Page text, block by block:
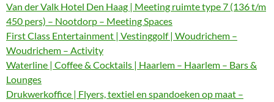
Van der Valk Hotel Den Haag | Meeting ruimte type 7 (136 t/m
450 pers) – Nootdorp – Meeting Spaces
First Class Entertainment | Vestinggolf | Woudrichem –
Woudrichem – Activity
Waterline | Coffee & Cocktails | Haarlem – Haarlem – Bars &
Lounges
Drukwerkoffice | Flyers, textiel en spandoeken op maat –